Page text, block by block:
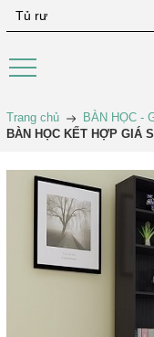
Trang chủ
BÀN HỌC -
BÀN HỌC KẾT HỢP GIÁ